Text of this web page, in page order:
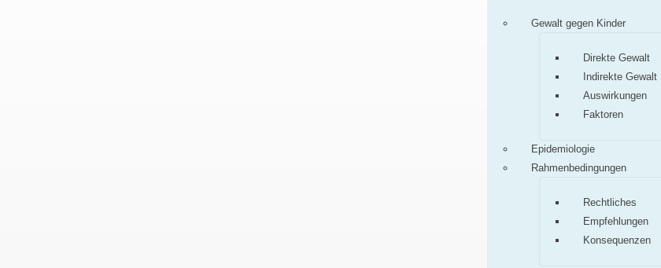
Gewalt gegen Kinder
Direkte Gewalt
Indirekte Gewalt
Auswirkungen
Faktoren
Epidemiologie
Rahmenbedingungen
Rechtliches
Empfehlungen
Konsequenzen